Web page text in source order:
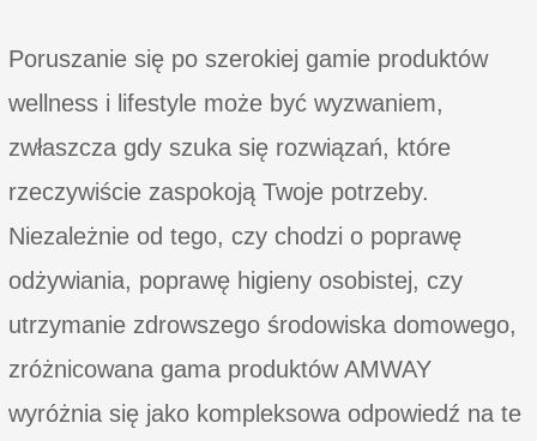
Poruszanie się po szerokiej gamie produktów
wellness i lifestyle może być wyzwaniem,
zwłaszcza gdy szuka się rozwiązań, które
rzeczywiście zaspokoją Twoje potrzeby.
Niezależnie od tego, czy chodzi o poprawę
odżywiania, poprawę higieny osobistej, czy
utrzymanie zdrowszego środowiska domowego,
zróżnicowana gama produktów AMWAY
wyróżnia się jako kompleksowa odpowiedź na te